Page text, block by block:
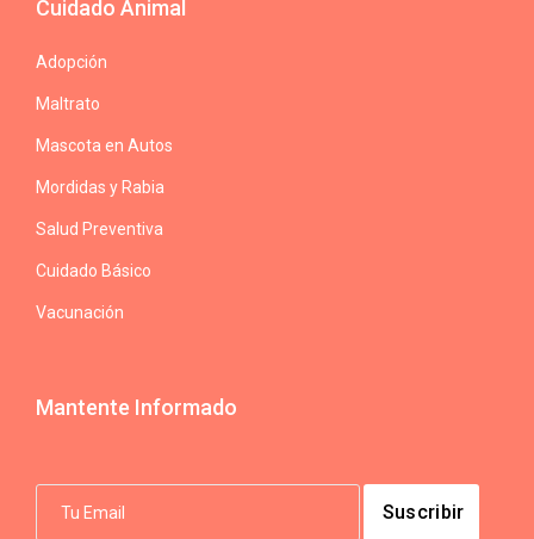
Cuidado Animal
Adopción
Maltrato
Mascota en Autos
Mordidas y Rabia
Salud Preventiva
Cuidado Básico
Vacunación
Mantente Informado